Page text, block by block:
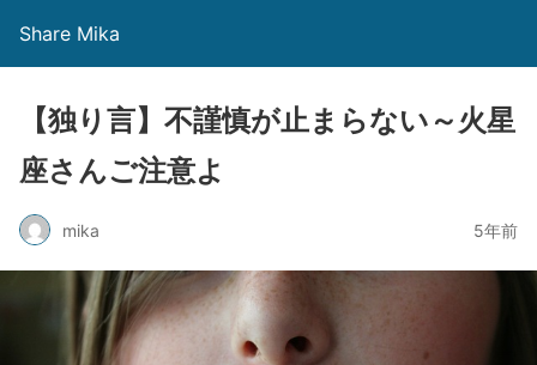
Share Mika
【独り言】不謹慎が止まらない～火星
座さんご注意よ
mika 5年前